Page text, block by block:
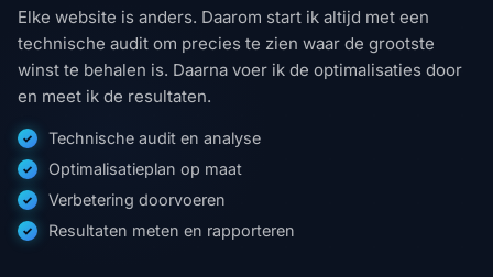
Elke website is anders. Daarom start ik altijd met een
technische audit om precies te zien waar de grootste
winst te behalen is. Daarna voer ik de optimalisaties door
en meet ik de resultaten.
Technische audit en analyse
Optimalisatieplan op maat
Verbetering doorvoeren
Resultaten meten en rapporteren